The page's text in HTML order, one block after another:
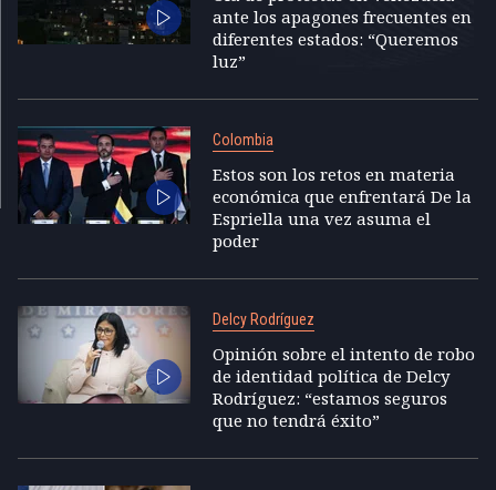
ante los apagones frecuentes en
diferentes estados: “Queremos
luz”
Colombia
Estos son los retos en materia
económica que enfrentará De la
Espriella una vez asuma el
poder
Delcy Rodríguez
Opinión sobre el intento de robo
de identidad política de Delcy
Rodríguez: “estamos seguros
que no tendrá éxito”